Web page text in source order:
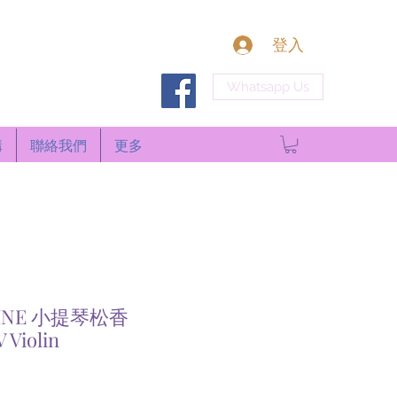
登入
Whatsapp Us
聯絡我們 更多
小提琴松香
Violin